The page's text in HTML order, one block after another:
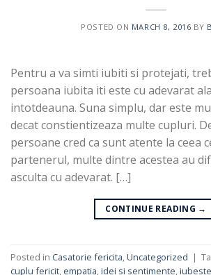
POSTED ON MARCH 8, 2016 BY
Pentru a va simti iubiti si protejati,
persoana iubita iti este cu adevarat
intotdeauna. Suna simplu, dar este
decat constientizeaza multe cupluri.
persoane cred ca sunt atente la ceea
partenerul, multe dintre acestea au
asculta cu adevarat. […]
CONTINUE READING →
Posted in Casatorie fericita,Uncategorized |
cuplu fericit, empatia,idei si sentimente,